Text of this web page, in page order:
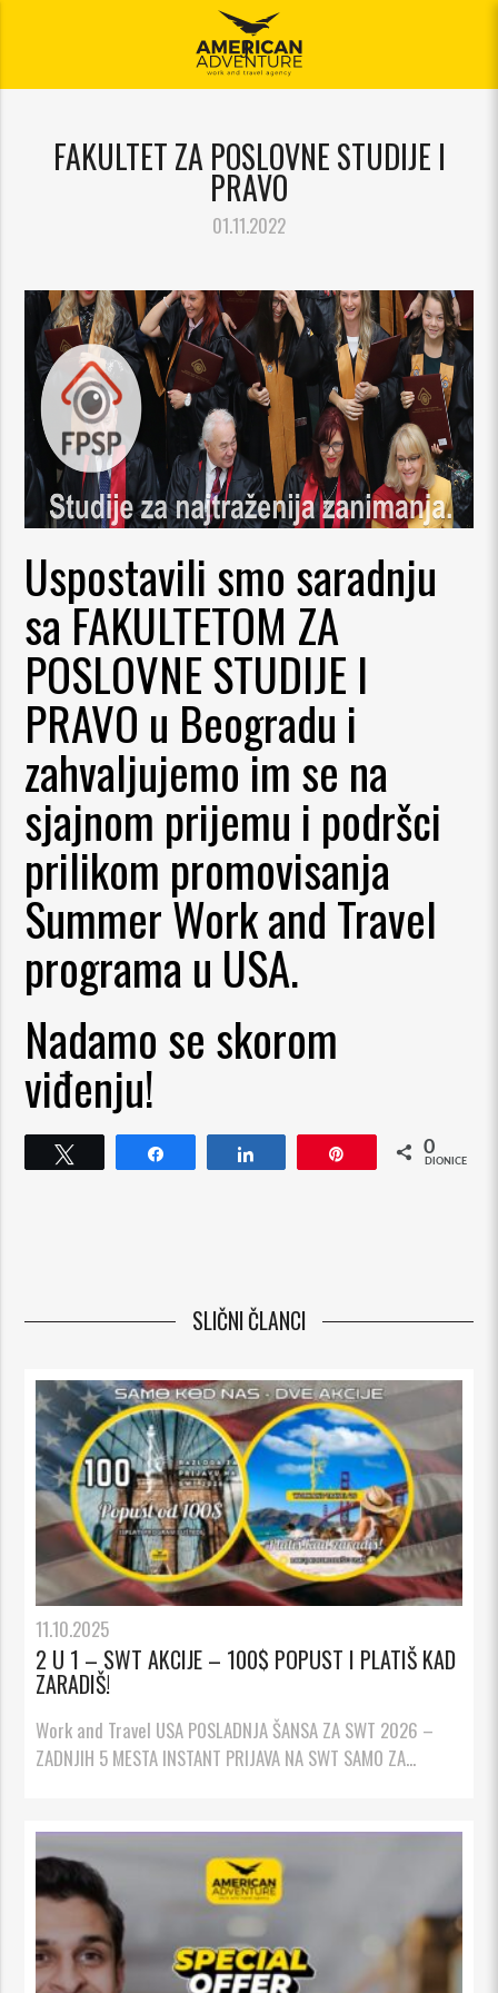
Jelovnik
FAKULTET ZA POSLOVNE STUDIJE I
PRAVO
01.11.2022
Uspostavili smo saradnju
sa FAKULTETOM ZA
POSLOVNE STUDIJE I
PRAVO u Beogradu i
zahvaljujemo im se na
sjajnom prijemu i podršci
prilikom promovisanja
Summer Work and Travel
programa u USA.
Nadamo se skorom
viđenju!
0
DIONICE
SLIČNI ČLANCI
11.10.2025
2 U 1 – SWT AKCIJE – 100$ POPUST I PLATIŠ KAD
ZARADIŠ!
Work and Travel USA POSLADNJA ŠANSA ZA SWT 2026 –
ZADNJIH 5 MESTA INSTANT PRIJAVA NA SWT SAMO ZA...